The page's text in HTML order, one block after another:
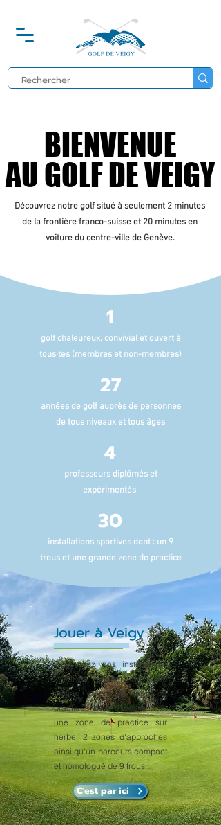
BIENVENUE
AU GOLF DE VEIGY
BIENVENUE
AU GOLF DE VEIGY
Découvrez notre golf situé à seulement 2 minutes
de la frontière franco-suisse et 20 minutes en
voiture du centre-ville de Genève.
1
golf chaleureux, convivial et ouvert à
tous·tes (membres et non-membres)
27
années de golf auprès de personnes
de tous niveaux et tous âges
4
professeurs diplômés et
expérimentés
30
installations sportives dont : un 9
trous et une grande zone de practice
Jouer à Veigy
Découvrez nos installations
sportives incluant : un grand
putting green, 25 tapis de
practices dont 8 couverts et
une zone de practice sur
herbe, 2 zones d'approches
ainsi qu'un parcours compact
et homologué de 9 trous.
C'est par ici